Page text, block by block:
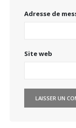
Adresse de
Site web